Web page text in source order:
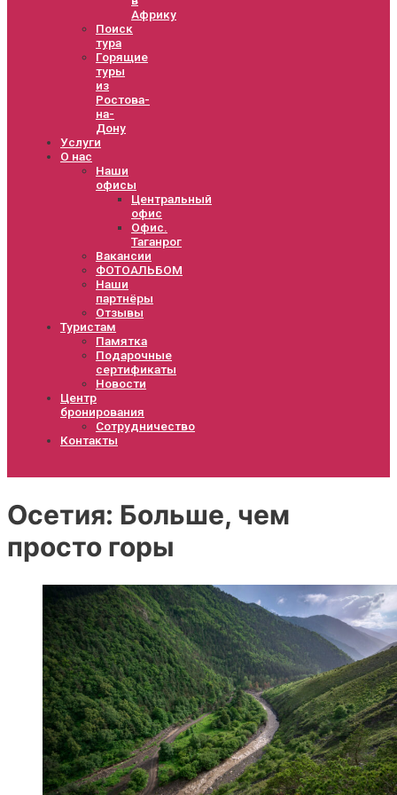
Африку
Поиск
тура
Горящие
туры
из
Ростова-
на-
Дону
Услуги
О нас
Наши
офисы
Центральный
офис
Офис.
Таганрог
Вакансии
ФОТОАЛЬБОМ
Наши
партнёры
Отзывы
Туристам
Памятка
Подарочные
сертификаты
Новости
Центр
бронирования
Сотрудничество
Контакты
Осетия: Больше, чем
просто горы